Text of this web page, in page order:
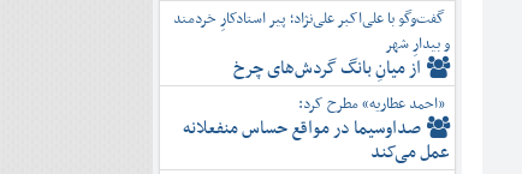
گفت‌وگو با علی‌اکبر علی‌نژاد؛ پیر استادکارِ خردمند
و بیدارِ شهر
از میانِ بانگ گردش‌های چرخ
«احمد عطاریه» مطرح کرد:
صداوسیما در مواقع حساس منفعلانه
عمل می‌کند